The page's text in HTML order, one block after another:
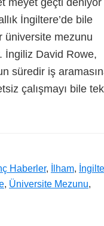
meyet geçti deniyor
İngiltere’de bile
üniversite mezunu
İngiliz David Rowe,
süredir iş
çalışmayı bile
Haberler, İlham,
, Üniversite Mezunu,